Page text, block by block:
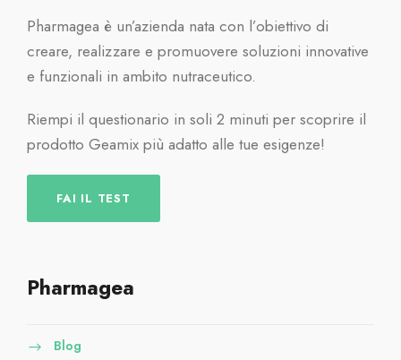
Pharmagea è un’azienda nata con l’obiettivo di
creare, realizzare e promuovere soluzioni innovative
e funzionali in ambito nutraceutico.
Riempi il questionario in soli 2 minuti per scoprire il
prodotto Geamix più adatto alle tue esigenze!
FAI IL TEST
Pharmagea
Blog